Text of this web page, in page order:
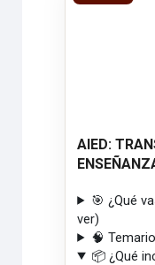
AIED:
🎯 ¿Qué
ver)
🧠
📦 ¿Qué